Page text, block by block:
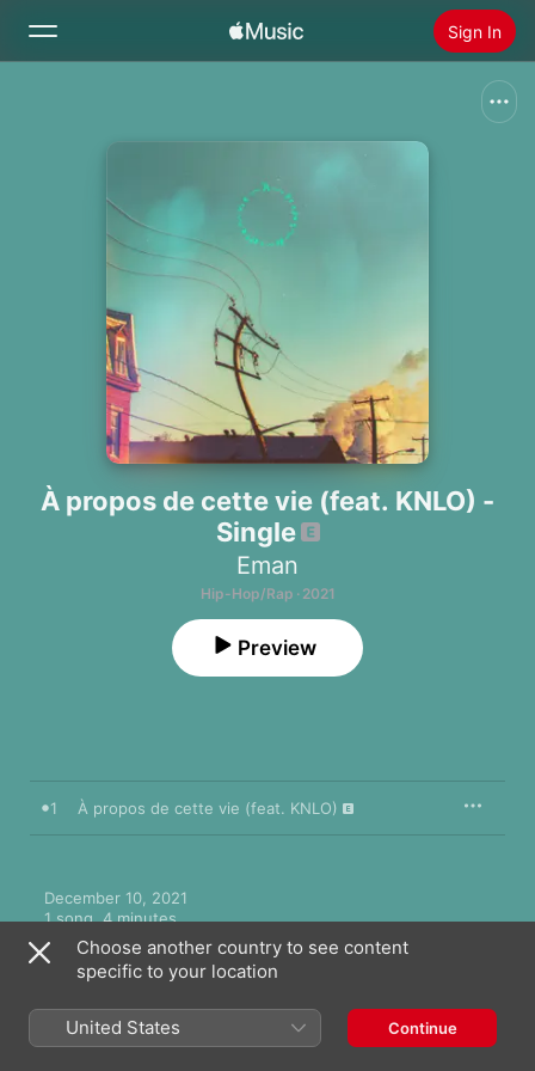
Sign In
Install Apple Music
À propos de cette vie (feat. KNLO) -
Single
Eman
Hip-Hop/Rap · 2021
Preview
1 À propos de cette vie (feat. KNLO)
December 10, 2021
1 song, 4 minutes
℗ 2021 Disques 7ième Ciel
RECORD LABEL
Disques 7ième Ciel
Choose another country to see content
specific to your location
United States Continue